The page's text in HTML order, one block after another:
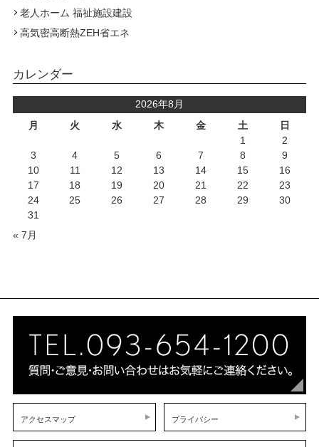
老人ホーム 福祉施設建設
高気密高断熱ZEH省エネ
カレンダー
2026年8月
月
火 水 木 金 土 日
« 7月
1
2
3
4 5 6 7 8
9
10
11 12 13 14 15
16
17
18 19 20 21 22
23
24
25 26 27 28 29
30
31
アクセスマップ プライバシー